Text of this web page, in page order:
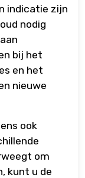
indicatie zijn
nodig
bij het
en het
nieuwe
ook
om
kunt u de